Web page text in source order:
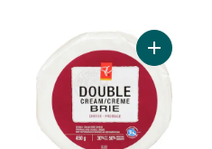
Grana Padano Fromage Affiné À
Ajouter